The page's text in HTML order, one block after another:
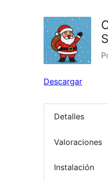
Descargar
Detalles
Valoraciones
Instalación